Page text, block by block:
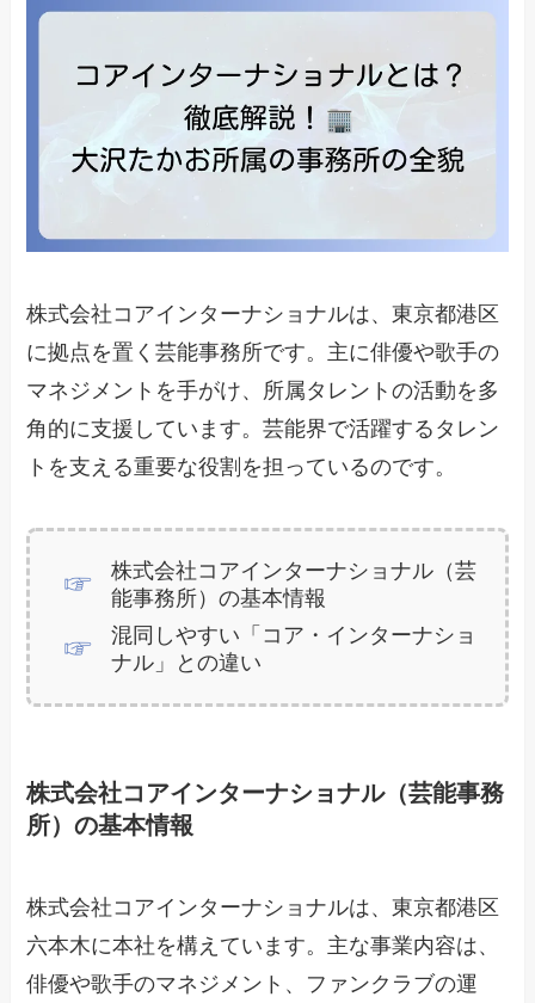
株式会社コアインターナショナルは、東京都港区
に拠点を置く芸能事務所です。主に俳優や歌手の
マネジメントを手がけ、所属タレントの活動を多
角的に支援しています。芸能界で活躍するタレン
トを支える重要な役割を担っているのです。
株式会社コアインターナショナル（芸
能事務所）の基本情報
混同しやすい「コア・インターナショ
ナル」との違い
株式会社コアインターナショナル（芸能事務
所）の基本情報
株式会社コアインターナショナルは、東京都港区
六本木に本社を構えています。主な事業内容は、
俳優や歌手のマネジメント、ファンクラブの運